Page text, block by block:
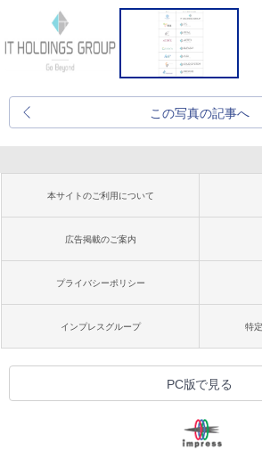
この写真の記事へ
本サイトのご利用について
広告掲載のご案内
プライバシーポリシー
インプレスグループ 特
PC版で見る